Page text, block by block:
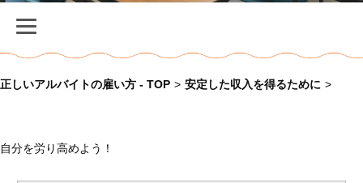
正しいアルバイトの雇い方 - TOP > 安定した収入を得るために >
自分を労り高めよう！